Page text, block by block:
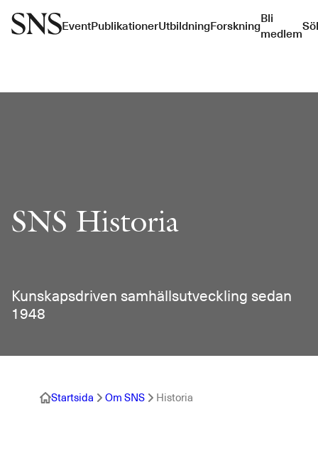
EventPublikationerUtbildningForskningBli
medlem
SNS Historia
Kunskapsdriven samhällsutveckling sedan
1948
Startsida Om SNS Historia